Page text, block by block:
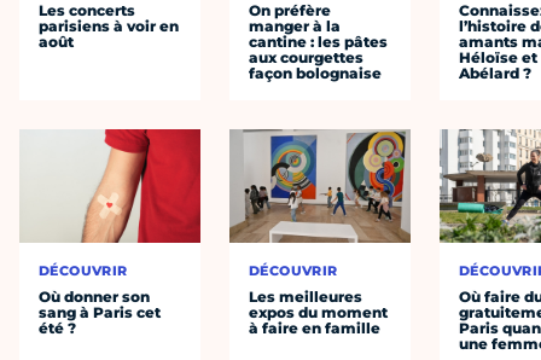
Les concerts
parisiens à voir en
août
DÉCOUVRIR
Où donner son
sang à Paris cet
été ?
On préfère
manger à la
cantine : les pâtes
aux courgettes
façon bolognaise
DÉCOUVRIR
Les meilleures
expos du moment
à faire en famille
l’histoire
amants
Héloïse et
Abélard ?
Où faire
Paris
une